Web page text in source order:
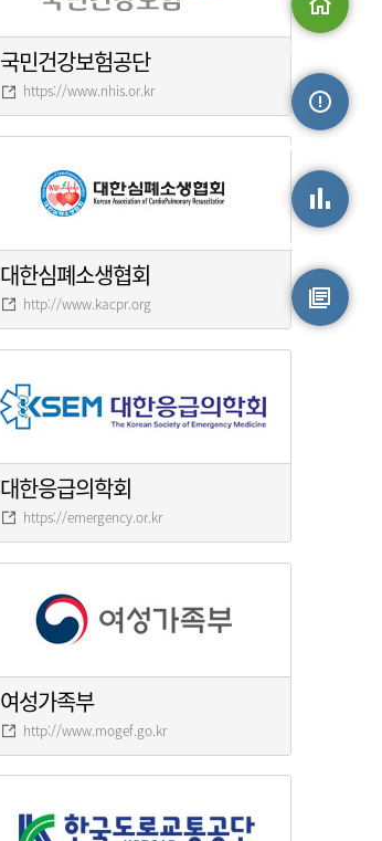
국민건강보험공단
https://www.nhis.or.kr
대한심폐소생협회
http://www.kacpr.org
대한응급의학회
https://emergency.or.kr
여성가족부
http://www.mogef.go.kr